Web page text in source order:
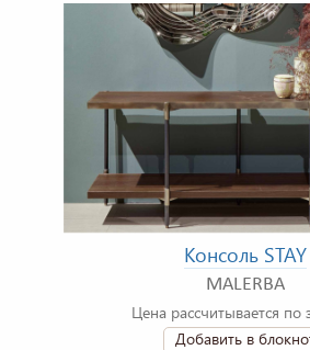
Консоль STAY
MALERBA
Цена рассчитывается по
Добавить в